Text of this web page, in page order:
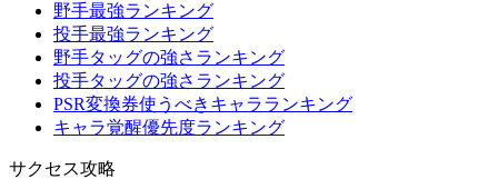
野手最強ランキング
投手最強ランキング
野手タッグの強さランキング
投手タッグの強さランキング
PSR変換券使うべきキャラランキング
キャラ覚醒優先度ランキング
サクセス攻略